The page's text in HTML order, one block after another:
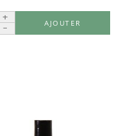
+
-
AJOUTER